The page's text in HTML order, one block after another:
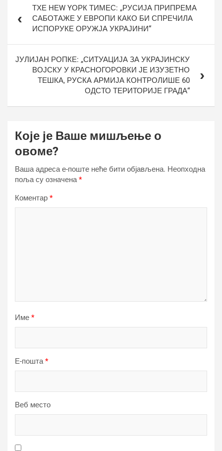
чланкаТХЕ НЕW YОРК ТИМЕС: „РУСИЈА ПРИПРЕМА
САБОТАЖЕ У ЕВРОПИ КАКО БИ СПРЕЧИЛА
ИСПОРУКЕ ОРУЖЈА УКРАЈИНИ“
ЈУЛИЈАН РОПКЕ: „СИТУАЦИЈА ЗА УКРАЈИНСКУ
ВОЈСКУ У КРАСНОГОРОВКИ ЈЕ ИЗУЗЕТНО
ТЕШКА, РУСКА АРМИЈА КОНТРОЛИШЕ 60
ОДСТО ТЕРИТОРИЈЕ ГРАДА“
Које је Ваше мишљење о
овоме?
Ваша адреса е-поште неће бити објављена. Неопходна
поља су означена*
Коментар *
Име *
Е-пошта*
Веб место